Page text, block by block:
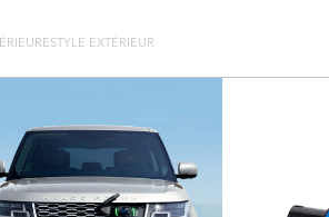
STYLE EXTÉRIEUR